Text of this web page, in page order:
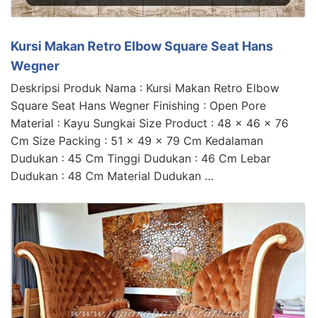
Kursi Makan Retro Elbow Square Seat Hans
Wegner
Deskripsi Produk Nama : Kursi Makan Retro Elbow
Square Seat Hans Wegner Finishing : Open Pore
Material : Kayu Sungkai Size Product : 48 x 46 x 76
Cm Size Packing : 51 x 49 x 79 Cm Kedalaman
Dudukan : 45 Cm Tinggi Dudukan : 46 Cm Lebar
Dudukan : 48 Cm Material Dudukan …